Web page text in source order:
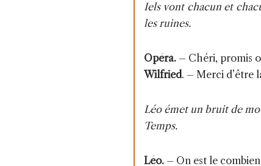
Iels vont chacun et
les ruines.
Opéra. – Chéri, promis
Wilfried. – Merci d’être
Léo émet un bruit de
Temps.
Léo. – On est le combien